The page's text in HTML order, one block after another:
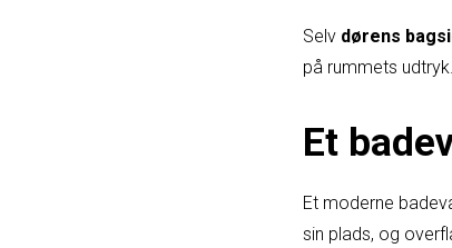
Selv dørens
på rummets udtryk.
Et
Et moderne
sin plads, og